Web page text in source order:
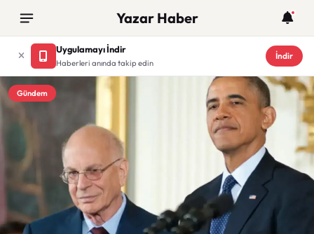
Yazar Haber
Uygulamayı İndir
Haberleri anında takip edin
İndir
Gündem